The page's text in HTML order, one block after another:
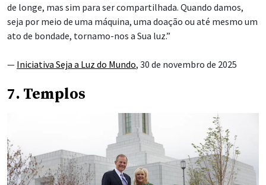
de longe, mas sim para ser compartilhada. Quando damos,
seja por meio de uma máquina, uma doação ou até mesmo um
ato de bondade, tornamo-nos a Sua luz.”
— Iniciativa Seja a Luz do Mundo, 30 de novembro de 2025
7. Templos